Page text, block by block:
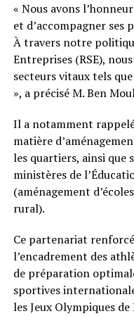
« Nous avons
et d’accompagner ses
À travers notre
Entreprises (RSE),
secteurs vitaux tels
», a précisé M. Ben
Il a notamment
matière
les quartiers, ainsi que
ministères de
(aménagement
rural).
Ce partenariat
l’encadrement des
de préparation
sportives
les Jeux Olympiques